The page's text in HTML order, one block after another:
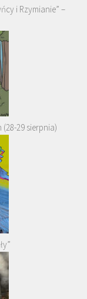
i Rzymianie” –
29 sierpnia)